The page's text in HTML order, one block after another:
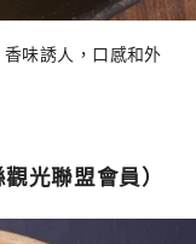
味誘人，口感和外
光聯盟會員）